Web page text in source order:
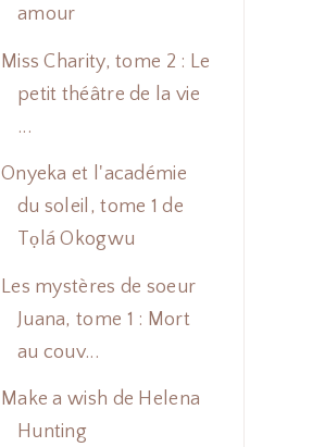
amour
Miss Charity, tome 2 : Le
petit théâtre de la vie
...
Onyeka et l'académie
du soleil, tome 1 de
Tọlá Okogwu
Les mystères de soeur
Juana, tome 1 : Mort
au couv...
Make a wish de Helena
Hunting